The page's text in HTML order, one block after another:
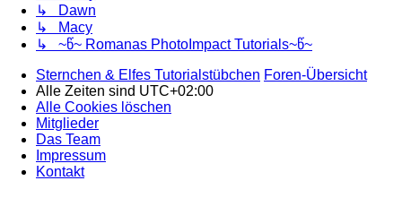
↳ Dawn
↳ Macy
↳ ~წ~ Romanas PhotoImpact Tutorials~წ~
Sternchen & Elfes Tutorialstübchen Foren-Übersicht
Alle Zeiten sind UTC+02:00
Alle Cookies löschen
Mitglieder
Das Team
Impressum
Kontakt